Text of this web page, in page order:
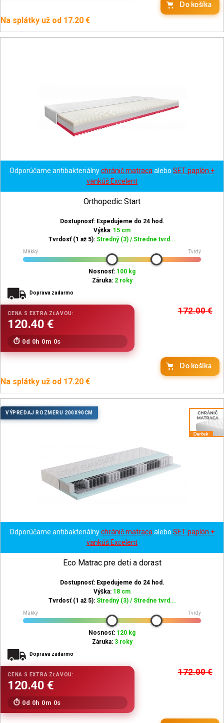
Do košíka
Na splátky už od 17.20 €
Odporúčame antibakteriálnychránič matraca alebo SET paplón +
vankúš Excelent
Orthopedic Start
Dostupnosť: Expedujeme do 24 hod.
Výška: 15 cm
Tvrdosť (1 až 5): Stredný (3) / Stredne tvrd...
Mäkký Tvrdý
Nosnosť: 100 kg
Záruka: 2 roky
Doprava zadarmo
172.00€
0d 0h 0m 0s
Do košíka
Na splátky už od 17.20 €
VÝPREDAJ ROZMERU 200X90CM
Odporúčame antibakteriálnychránič matraca alebo SET paplón +
vankúš Excelent
Eco Matrac pre deti a dorast
Dostupnosť: Expedujeme do 24 hod.
Výška: 18 cm
Tvrdosť (1 až 5): Stredný (3) / Stredne tvrd...
Mäkký Tvrdý
Nosnosť: 120 kg
Záruka: 3 roky
Doprava zadarmo
172.00€
0d 0h 0m 0s